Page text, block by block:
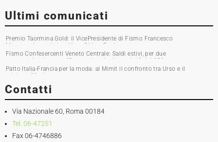
sul commercio di prossimità
Ultimi comunicati
Premio Taormina Gold: il VicePresidente di Fismo Francesco
Musumeci premia la stilista Chiara Boni
Fismo Confesercenti Veneto Centrale: Saldi estivi, per due
commercianti su tre affluenza in calo. Incassi giù del 10%
Patto Italia-Francia per la moda: al Mimit il confronto tra Urso e il
ministro Martin
Contatti
Via Nazionale 60, Roma 00184
Tel. 06-47251
Fax 06-4746886